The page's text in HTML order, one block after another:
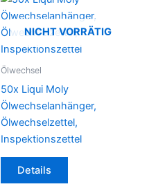
NICHT VORRÄTIG
Ölwechsel
50x Liqui Moly
Ölwechselanhänger,
Ölwechselzettel,
Inspektionszettel
Details